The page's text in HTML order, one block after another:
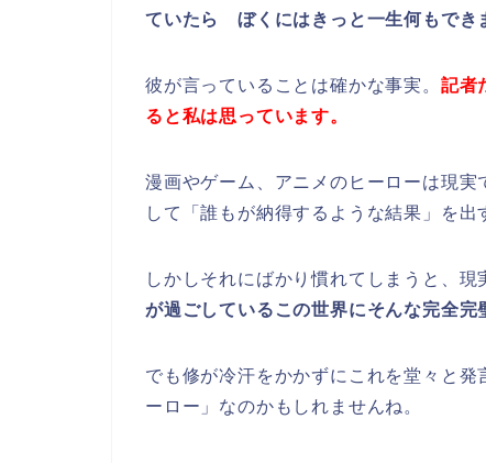
ていたら ぼくにはきっと一生何もでき
彼が言っていることは確かな事実。 記者
ると私は思っています。
漫画やゲーム、アニメのヒーローは現
して「誰もが納得するような結果」を出
しかしそれにばかり慣れてしまうと、現
が過ごしているこの世界にそんな完全完
でも修が冷汗をかかずにこれを堂々と
ーロー」なのかもしれませんね。